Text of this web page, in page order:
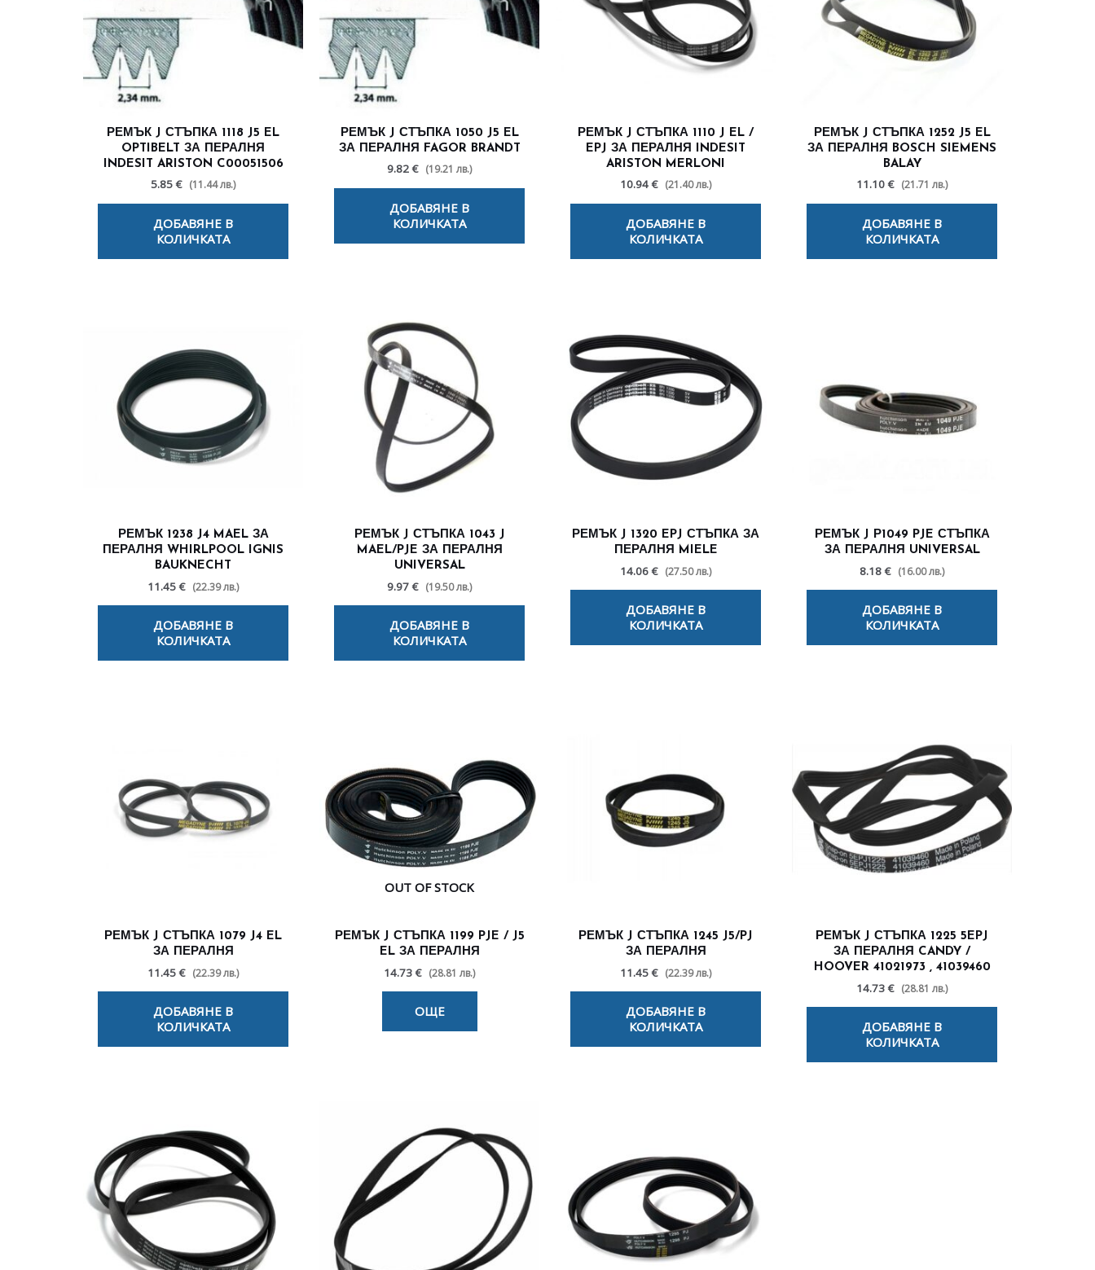
РЕМЪК J СТЪПКА 1118 J5 EL
OPTIBELT ЗА ПЕРАЛНЯ
INDESIT ARISTON C00051506
5.85 € (11.44 лв.)
ДОБАВЯНЕ В
КОЛИЧКАТА
РЕМЪК J СТЪПКА 1050 J5 EL
ЗА ПЕРАЛНЯ FAGOR BRANDT
9.82 € (19.21 лв.)
ДОБАВЯНЕ В
КОЛИЧКАТА
РЕМЪК J СТЪПКА 1110 J EL /
EPJ ЗА ПЕРАЛНЯ INDESIT
ARISTON MERLONI
10.94 € (21.40 лв.)
ДОБАВЯНЕ В
КОЛИЧКАТА
РЕМЪК J СТЪПКА 1252 J5 EL
ЗА ПЕРАЛНЯ BOSCH SIEMENS
BALAY
11.10 € (21.71 лв.)
ДОБАВЯНЕ В
КОЛИЧКАТА
РЕМЪК 1238 J4 MAEL ЗА
ПЕРАЛНЯ WHIRLPOOL IGNIS
BAUKNECHT
11.45 € (22.39 лв.)
ДОБАВЯНЕ В
КОЛИЧКАТА
РЕМЪК J СТЪПКА 1043 J
MAEL/PJE ЗА ПЕРАЛНЯ
UNIVERSAL
9.97 € (19.50 лв.)
ДОБАВЯНЕ В
КОЛИЧКАТА
РЕМЪК J 1320 EPJ СТЪПКА ЗА
ПЕРАЛНЯ MIELE
14.06 € (27.50 лв.)
ДОБАВЯНЕ В
КОЛИЧКАТА
РЕМЪК J Р1049 PJE СТЪПКА
ЗА ПЕРАЛНЯ UNIVERSAL
8.18 € (16.00 лв.)
ДОБАВЯНЕ В
КОЛИЧКАТА
РЕМЪК J СТЪПКА 1079 J4 EL
ЗА ПЕРАЛНЯ
11.45 € (22.39 лв.)
ДОБАВЯНЕ В
КОЛИЧКАТА
OUT OF STOCK
РЕМЪК J СТЪПКА 1199 PJE / J5
EL ЗА ПЕРАЛНЯ
14.73 € (28.81 лв.)
ОЩЕ
РЕМЪК J СТЪПКА 1245 J5/PJ
ЗА ПЕРАЛНЯ
11.45 € (22.39 лв.)
ДОБАВЯНЕ В
КОЛИЧКАТА
РЕМЪК J СТЪПКА 1225 5EPJ
ЗА ПЕРАЛНЯ CANDY /
HOOVER 41021973 , 41039460
14.73 € (28.81 лв.)
ДОБАВЯНЕ В
КОЛИЧКАТА